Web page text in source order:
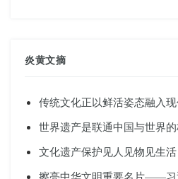
炎黄文摘
传统文化正以鲜活姿态融入
世界遗产是联通中国与世界
文化遗产保护见人见物见生活
擦亮中华文明重要名片——习